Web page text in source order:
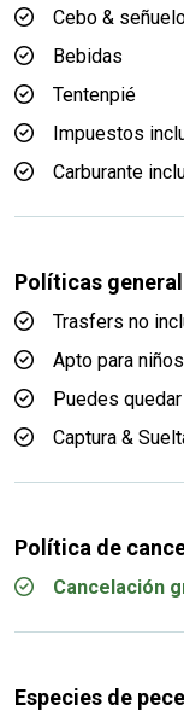
Cebo &
Bebidas
Tentenpié
Impuestos
Carburante
Políticas
Trasfers no
Apto para niños
Puedes
Captura &
Política de
Cancelación
Especies de